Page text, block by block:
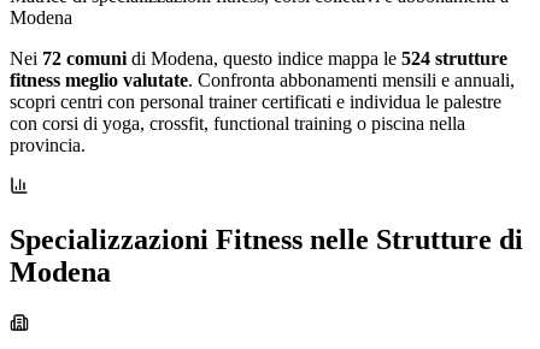
Modena
Nei 72 comuni di Modena, questo indice mappa le 524 strutture
fitness meglio valutate. Confronta abbonamenti mensili e annuali,
scopri centri con personal trainer certificati e individua le palestre
con corsi di yoga, crossfit, functional training o piscina nella
provincia.
Specializzazioni Fitness nelle Strutture di
Modena